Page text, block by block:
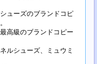
ューズのブランドコピ
高級のブランドコピー
ルシューズ、ミュウミ